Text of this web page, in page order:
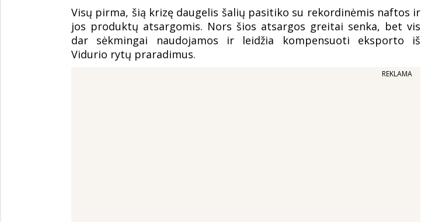
Visų pirma, šią krizę daugelis šalių pasitiko su rekordinėmis naftos ir
jos produktų atsargomis. Nors šios atsargos greitai senka, bet vis
dar sėkmingai naudojamos ir leidžia kompensuoti eksporto iš
Vidurio rytų praradimus.
REKLAMA